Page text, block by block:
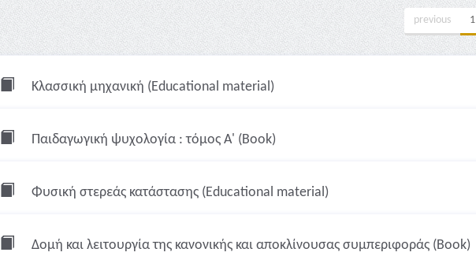
previous 1
Κλασσική μηχανική (Educational material)
Παιδαγωγική ψυχολογία : τόμος Α' (Book)
Φυσική στερεάς κατάστασης (Educational material)
Δομή και λειτουργία της κανονικής και αποκλίνουσας συμπεριφοράς (Book)